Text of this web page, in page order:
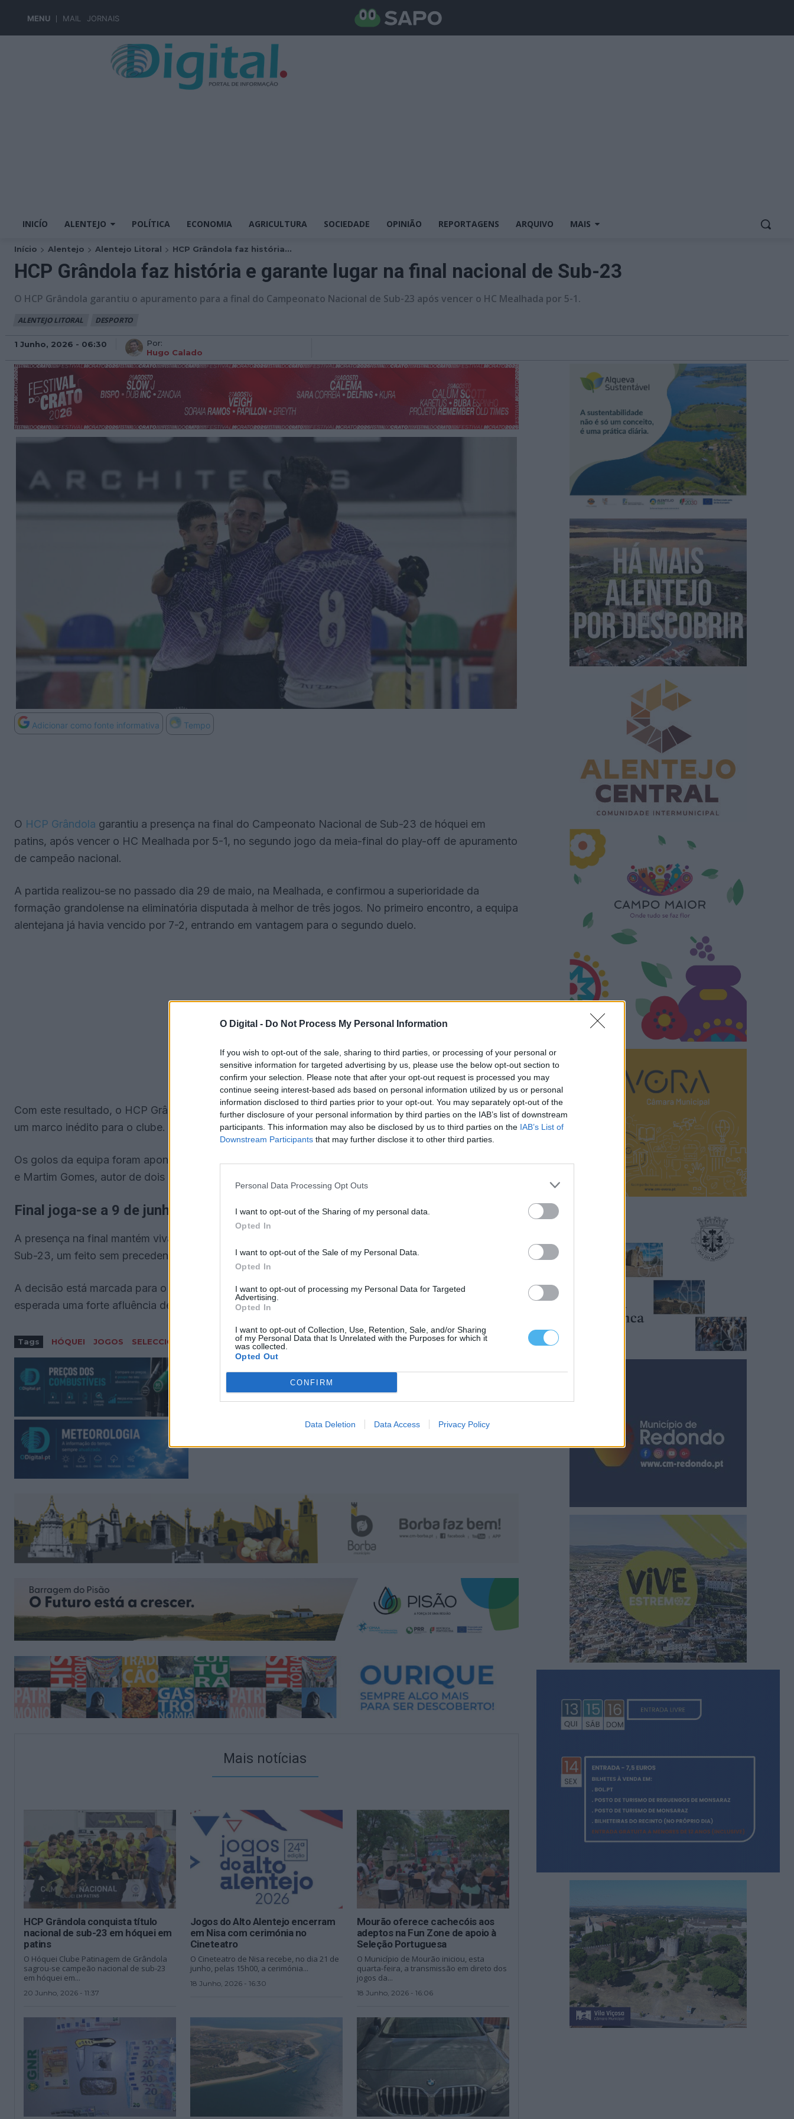
MENU MAIL JORNAIS
O Digital - Do Not Process My Personal Information
If you wish to opt-out of the sale, sharing to third parties, or processing of your personal or
sensitive information for targeted advertising by us, please use the below opt-out section to
confirm your selection. Please note that after your opt-out request is processed you may
continue seeing interest-based ads based on personal information utilized by us or personal
information disclosed to third parties prior to your opt-out. You may separately opt-out of the
further disclosure of your personal information by third parties on the IAB’s list of downstream
participants. This information may also be disclosed by us to third parties on the IAB’s List of
Downstream Participants that may further disclose it to other third parties.
Personal Data Processing Opt Outs
I want to opt-out of the Sharing of my personal data.
Opted In
I want to opt-out of the Sale of my Personal Data.
Opted In
I want to opt-out of processing my Personal Data for Targeted
Advertising.
Opted In
I want to opt-out of Collection, Use, Retention, Sale, and/or Sharing
of my Personal Data that Is Unrelated with the Purposes for which it
was collected.
Opted Out
CONFIRM
Data Deletion Data Access Privacy Policy
INICÍO ALENTEJO POLÍTICA ECONOMIA AGRICULTURA SOCIEDADE OPINIÃO REPORTAGENS ARQUIVO MAIS
Início Alentejo Alentejo Litoral HCP Grândola faz história...
HCP Grândola faz história e garante lugar na final nacional de Sub-23
O HCP Grândola garantiu o apuramento para a final do Campeonato Nacional de Sub-23 após vencer o HC Mealhada por 5-1.
ALENTEJO LITORAL DESPORTO
1 Junho, 2026 - 06:30
Por:
Hugo Calado
Adicionar como fonte informativa Tempo
O HCP Grândola garantiu a presença na final do Campeonato Nacional de Sub-23 de hóquei em
patins, após vencer o HC Mealhada por 5-1, no segundo jogo da meia-final do play-off de apuramento
de campeão nacional.
A partida realizou-se no passado dia 29 de maio, na Mealhada, e confirmou a superioridade da
formação grandolense na eliminatória disputada à melhor de três jogos. No primeiro encontro, a equipa
alentejana já havia vencido por 7-2, entrando em vantagem para o segundo duelo.
Com este resultado, o HCP Grândola assegurou o acesso à final da competição nacional, alcançando
um marco inédito para o clube.
Os golos da equipa foram apontados por Santiago Herrero, que marcou por duas vezes, Guillem Ribas
e Martim Gomes, autor de dois golos.
Final joga-se a 9 de junho
A presença na final mantém viva a possibilidade de o HCP
Sub-23, um feito sem precedentes para o clube.
A decisão está marcada para o dia 9 de junho, no Pavilhão José Afonso, em Grândola, onde é
esperada uma forte afluência de público para apoiar a equipa na luta pelo campeonato nacional.
Tags HÓQUEI JOGOS SELECCIONAR GRÂNDOLA GRÂNDOLA
Mais notícias
HCP Grândola conquista título
nacional de sub-23 em hóquei em
patins
O Hóquei Clube Patinagem de Grândola
sagrou-se campeão nacional de sub-23
em hóquei em...
20 Junho, 2026 - 11:37
Jogos do Alto Alentejo encerram
em Nisa com cerimónia no
Cineteatro
O Cineteatro de Nisa recebe, no dia 21 de
junho, pelas 15h00, a cerimónia...
18 Junho, 2026 - 16:30
Mourão oferece cachecóis aos
adeptos na Fun Zone de apoio à
Seleção Portuguesa
O Município de Mourão iniciou, esta
quarta-feira, a transmissão em direto dos
jogos da...
18 Junho, 2026 - 16:06